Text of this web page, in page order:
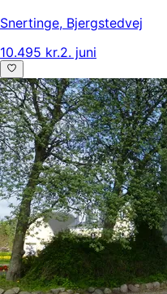
Snertinge, Bjergstedvej
10.495 kr.2. juni